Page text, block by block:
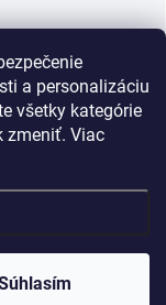
a personalizáciu
všetky kategórie
zmeniť. Viac